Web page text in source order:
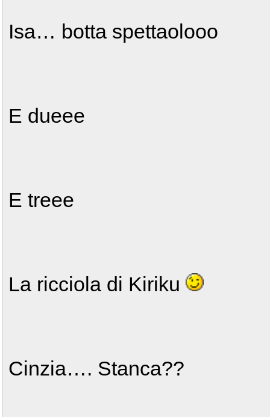
Isa… botta spettaolooo
E dueee
E treee
La ricciola di Kiriku
Cinzia…. Stanca??